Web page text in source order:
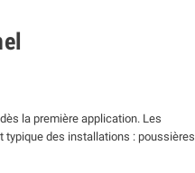
la première application. Les
des installations : poussières